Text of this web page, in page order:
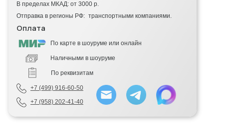
+7 (958) 202-41-40
+7 (499) 916-60-50
По реквизитам
Наличными в шоуруме
По карте в шоуруме или онлайн
Оплата
В пределах МКАД: от 3000 р.
Отправка в регионы РФ: транспортными компаниями.